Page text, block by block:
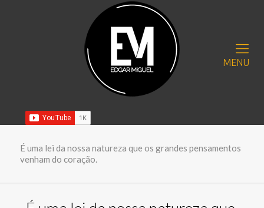
MENU
É uma lei da nossa natureza que os grandes pensamentos
venham do coração.